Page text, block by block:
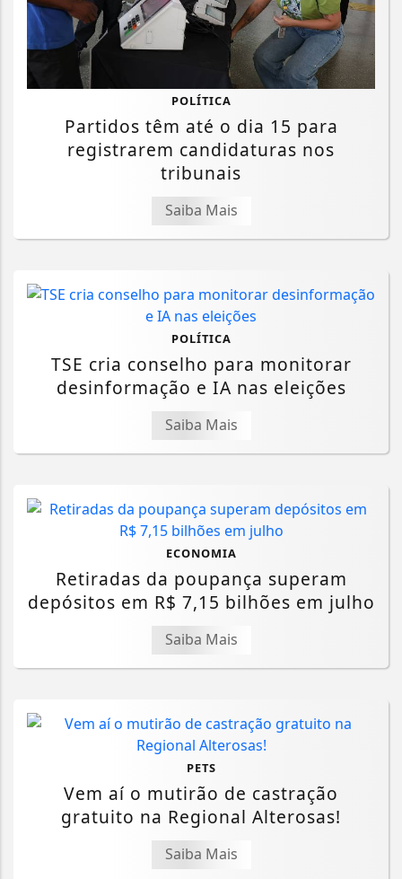
POLÍTICA
Partidos têm até o dia 15 para
registrarem candidaturas nos
tribunais
Saiba Mais
POLÍTICA
TSE cria conselho para monitorar
desinformação e IA nas eleições
Saiba Mais
ECONOMIA
Retiradas da poupança superam
depósitos em R$ 7,15 bilhões em julho
Saiba Mais
PETS
Vem aí o mutirão de castração
gratuito na Regional Alterosas!
Saiba Mais